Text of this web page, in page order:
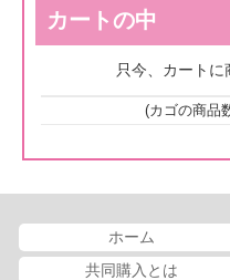
カートの中
只今、カートに
(カゴの商品
ホーム
共同購入とは